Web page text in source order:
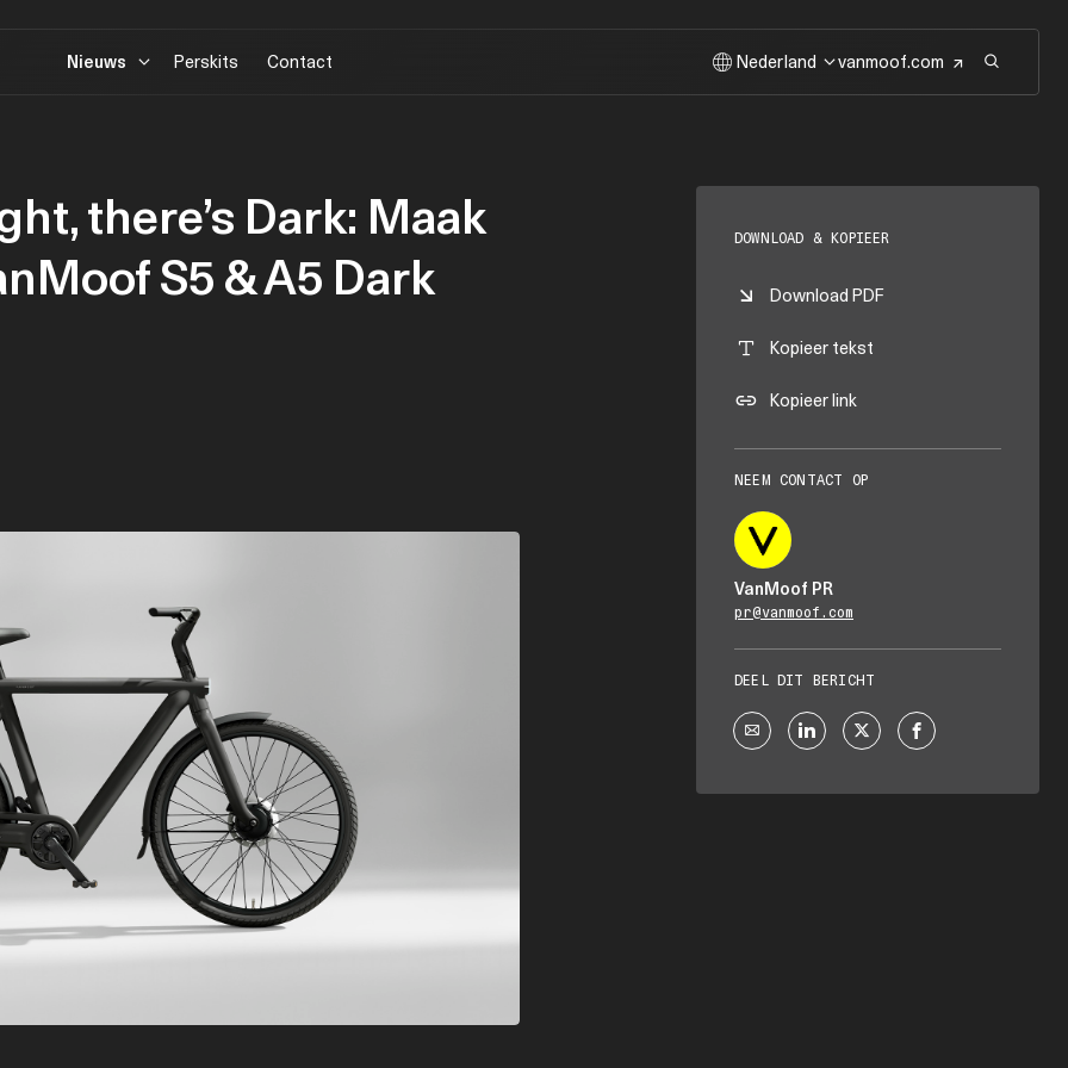
Nieuws Perskits Contact Nederland vanmoof.com
there’s Dark: Maak
S5 & A5 Dark
DOWNLOAD & KOPIEER
Download PDF
Kopieer tekst
Kopieer link
NEEM CONTACT OP
VanMoof PR
pr@vanmoof.com
DEEL DIT BERICHT